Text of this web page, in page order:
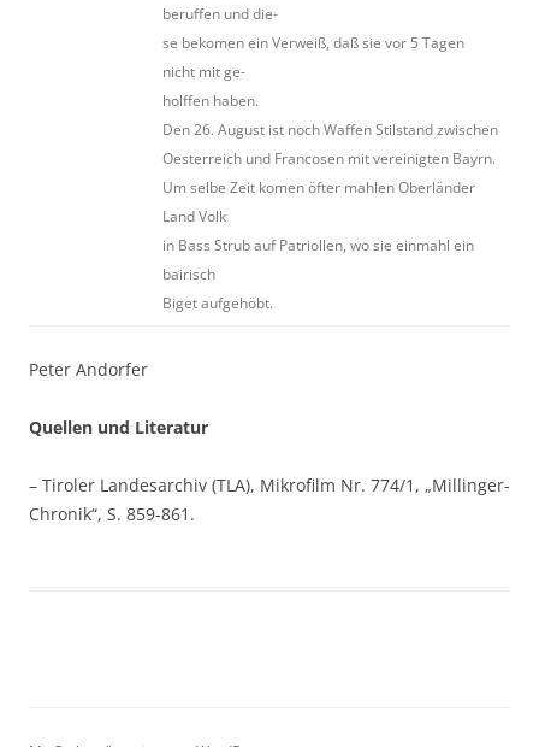
beruffen und die-
se bekomen ein Verweiß, daß sie vor 5 Tagen
nicht mit ge-
holffen haben.
Den 26. August ist noch Waffen Stilstand zwischen
Oesterreich und Francosen mit vereinigten Bayrn.
Um selbe Zeit komen öfter mahlen Oberländer
Land Volk
in Bass Strub auf Patriollen, wo sie einmahl ein
bairisch
Biget aufgehöbt.
Peter Andorfer
Quellen und Literatur
– Tiroler Landesarchiv (TLA), Mikrofilm Nr. 774/1, „Millinger-
Chronik“, S. 859-861.